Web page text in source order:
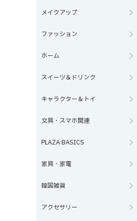
メイクアップ
ファッション
ホーム
スイーツ＆ドリンク
キャラクター＆トイ
文具・スマホ関連
PLAZA BASICS
家具・家電
韓国雑貨
アクセサリー